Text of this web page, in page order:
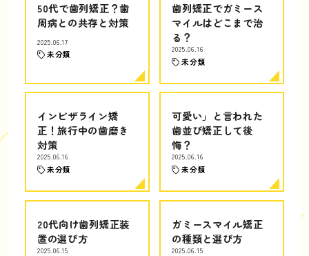
50代で歯列矯正？歯
周病との共存と対策
2025.06.17
未分類
歯列矯正でガミース
マイルはどこまで治
る？
2025.06.16
未分類
インビザライン矯
正！旅行中の歯磨き
対策
2025.06.16
未分類
可愛い」と言われた
歯並び矯正して後
悔？
2025.06.16
未分類
20代向け歯列矯正装
置の選び方
2025.06.15
ガミースマイル矯正
の種類と選び方
2025.06.15